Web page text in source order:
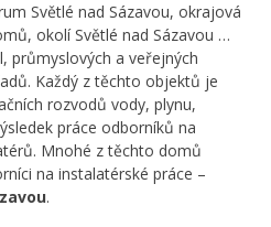
Světlé nad Sázavou, okrajová
okolí Světlé nad Sázavou …
průmyslových a veřejných
Každý z těchto objektů je
rozvodů vody, plynu,
práce odborníků na
Mnohé z těchto domů
na instalatérské práce –
.